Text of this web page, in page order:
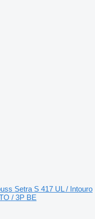
Setra S 417 UL / Intouro
/ 3P BE